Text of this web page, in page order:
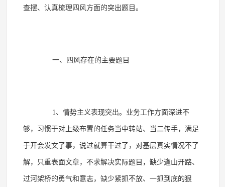
查摆、认真梳理四风方面的突出题目。
一、四风存在的主要题目
1、情势主义表现突出。业务工作方面深进不
够，习惯于对上级布置的任务当中转站、当二传手，满足
于开会发文了事，说过就算干过了，对基层真实情况不了
解，只重表面文章，不求解决实际题目，缺少逢山开路、
过河架桥的勇气和意志，缺少紧抓不放、一抓到底的狠